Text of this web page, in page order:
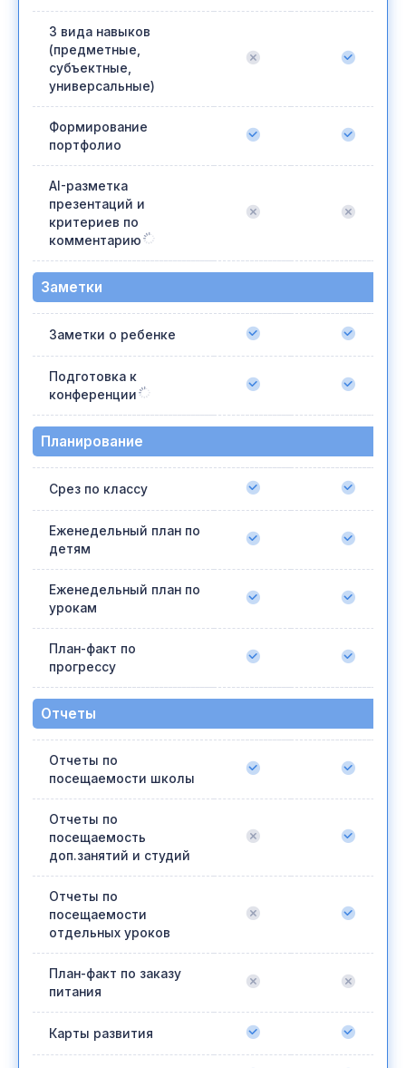
3 вида навыков
(предметные,
субъектные,
универсальные)
Формирование
портфолио
AI-разметка
презентаций и
критериев по
комментарию
Заметки
Заметки о ребенке
Подготовка к
конференции
Планирование
Срез по классу
Еженедельный план по
детям
Еженедельный план по
урокам
План-факт по
прогрессу
Отчеты
Отчеты по
посещаемости школы
Отчеты по
посещаемость
доп.занятий и студий
Отчеты по
посещаемости
отдельных уроков
План-факт по заказу
питания
Карты развития